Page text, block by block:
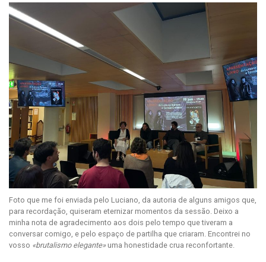
Foto que me foi enviada pelo Luciano, da autoria de alguns amigos que,
para recordação, quiseram eternizar momentos da sessão. Deixo a
minha nota de agradecimento aos dois pelo tempo que tiveram a
conversar comigo, e pelo espaço de partilha que criaram. Encontrei no
vosso «brutalismo elegante»uma honestidade crua reconfortante.